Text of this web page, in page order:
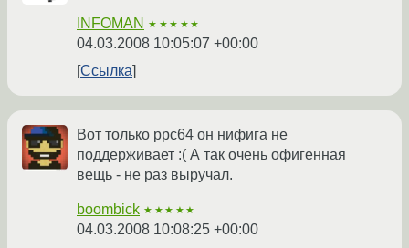
INFOMAN ★★★★★
04.03.2008 10:05:07 +00:00
Ссылка
Вот только ppc64 он нифига не
поддерживает :( А так очень офигенная
вещь - не раз выручал.
boombick ★★★★★
04.03.2008 10:08:25 +00:00